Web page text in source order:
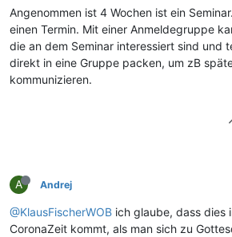
Angenommen ist 4 Wochen ist ein
einen Termin. Mit einer Anmeldegruppe
die an dem Seminar interessiert sind und
direkt in eine Gruppe packen, um zB
kommunizieren.
A Andrej
@KlausFischerWOB ich glaube, dass dies
CoronaZeit kommt, als man sich zu